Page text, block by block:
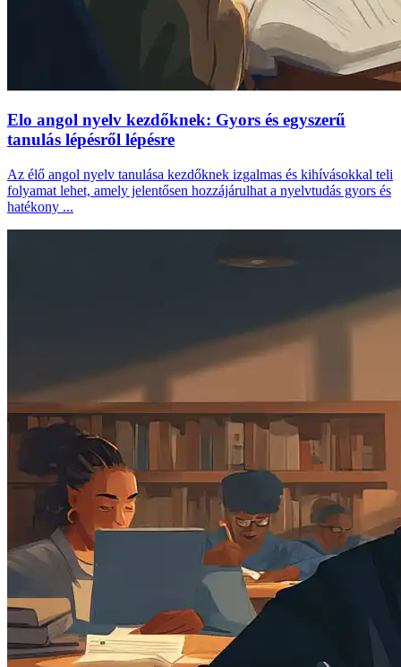
Elo angol nyelv kezdőknek: Gyors és egyszerű
tanulás lépésről lépésre
Az élő angol nyelv tanulása kezdőknek izgalmas és kihívásokkal teli
folyamat lehet, amely jelentősen hozzájárulhat a nyelvtudás gyors és
hatékony ...